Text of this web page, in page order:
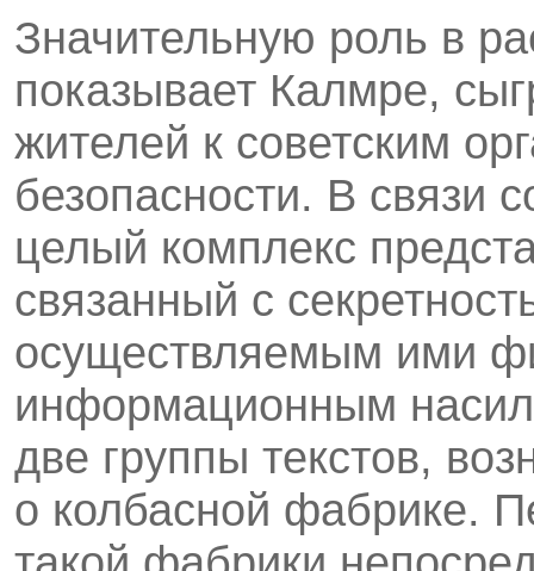
Значительную роль в
показывает Калмре,
жителей к советским
безопасности. В связи
целый комплекс
связанный с
осуществляемым ими
информационным
две группы текстов,
о колбасной фабрике.